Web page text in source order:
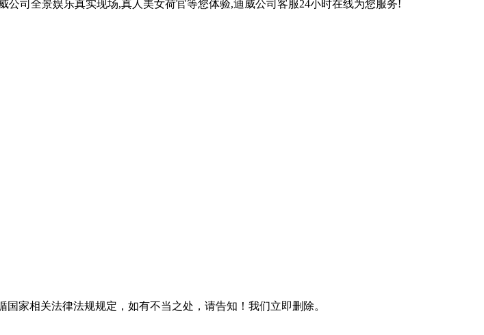
家相关法律法规规定，如有不当之处，请告知！我们立即删除。